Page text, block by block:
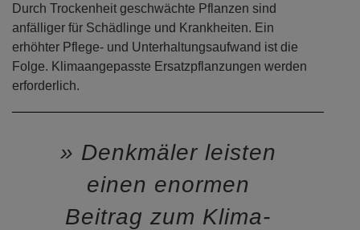
Durch Trockenheit geschwächte Pflanzen sind
anfälliger für Schädlinge und Krankheiten. Ein
erhöhter Pflege- und Unterhaltungsaufwand ist die
Folge. Klimaangepasste Ersatzpflanzungen werden
erforderlich.
Denkmäler leisten
einen enormen
Beitrag zum Klima-